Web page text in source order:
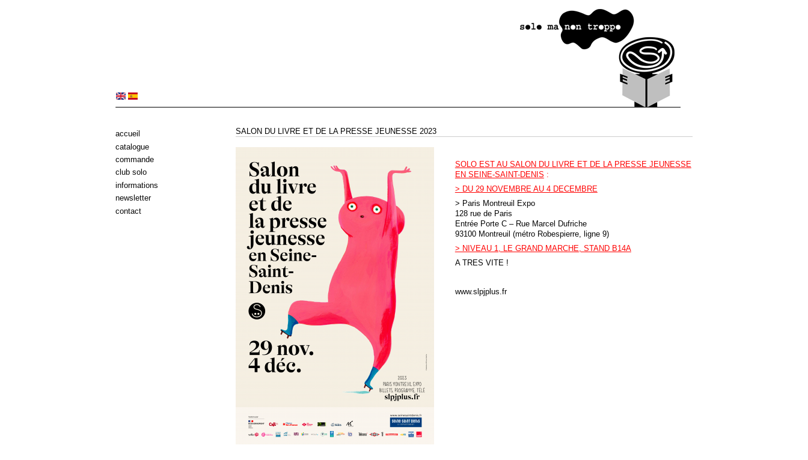
SALON DU LIVRE ET DE LA PRESSE JEUNESSE 2023
SOLO EST AU SALON DU LIVRE ET DE LA PRESSE JEUNESSE
EN SEINE-SAINT-DENIS :
> DU 29 NOVEMBRE AU 4 DECEMBRE
> Paris Montreuil Expo
128 rue de Paris
Entrée Porte C – Rue Marcel Dufriche
93100 Montreuil (métro Robespierre, ligne 9)
> NIVEAU 1, LE GRAND MARCHE, STAND B14A
A TRES VITE !
www.slpjplus.fr
accueil
catalogue
commande
club solo
informations
newsletter
contact